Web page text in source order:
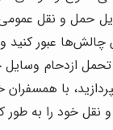
حمل و نقل
چالش‌ها عبور
ازدحام
با
خود را به طور